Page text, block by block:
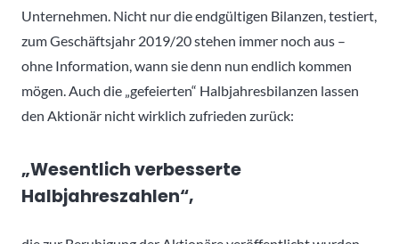
Unternehmen. Nicht nur die endgültigen Bilanzen, testiert,
zum Geschäftsjahr 2019/20 stehen immer noch aus –
ohne Information, wann sie denn nun endlich kommen
mögen. Auch die „gefeierten“ Halbjahresbilanzen lassen
den Aktionär nicht wirklich zufrieden zurück:
„Wesentlich verbesserte
Halbjahreszahlen“,